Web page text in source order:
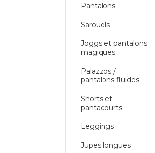
Pantalons
Sarouels
Joggs et pantalons
magiques
Palazzos /
pantalons fluides
Shorts et
pantacourts
Leggings
Jupes longues